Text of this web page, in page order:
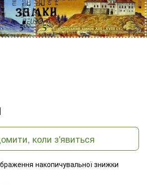
коли з'явиться
накопичувальної знижки